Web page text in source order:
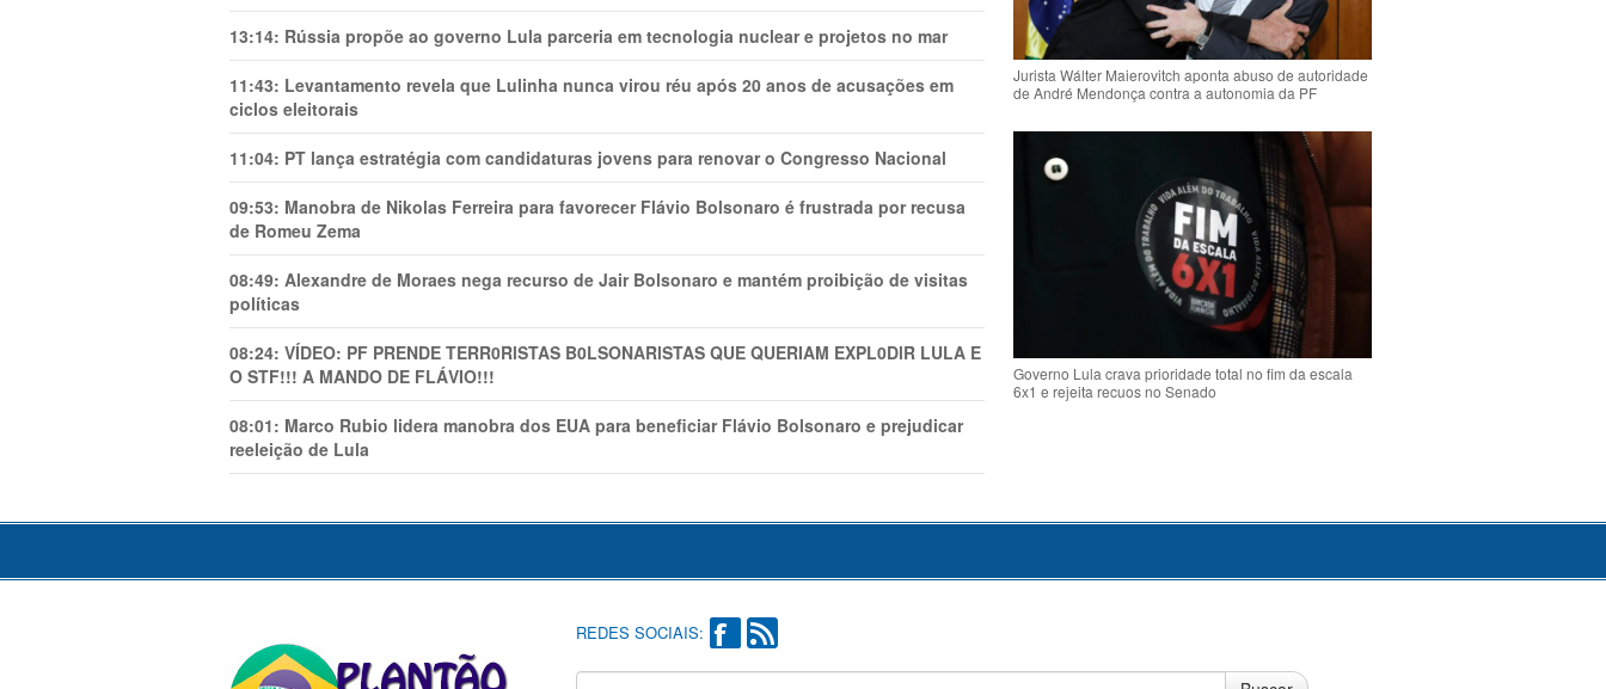
13:14: Rússia propõe ao governo Lula parceria em tecnologia nuclear e projetos no mar
11:43: Levantamento revela que Lulinha nunca virou réu após 20 anos de acusações em
ciclos eleitorais
11:04: PT lança estratégia com candidaturas jovens para renovar o Congresso Nacional
09:53: Manobra de Nikolas Ferreira para favorecer Flávio Bolsonaro é frustrada por recusa
de Romeu Zema
08:49: Alexandre de Moraes nega recurso de Jair Bolsonaro e mantém proibição de visitas
políticas
08:24: VÍDEO: PF PRENDE TERR0RlSTAS B0LSONARlSTAS QUE QUERIAM EXPL0DlR LULA E
O STF!!! A MANDO DE FLÁVIO!!!
08:01: Marco Rubio lidera manobra dos EUA para beneficiar Flávio Bolsonaro e prejudicar
reeleição de Lula
Jurista Wálter Maierovitch aponta abuso de autoridade
de André Mendonça contra a autonomia da PF
Governo Lula crava prioridade total no fim da escala
6x1 e rejeita recuos no Senado
REDES SOCIAIS: